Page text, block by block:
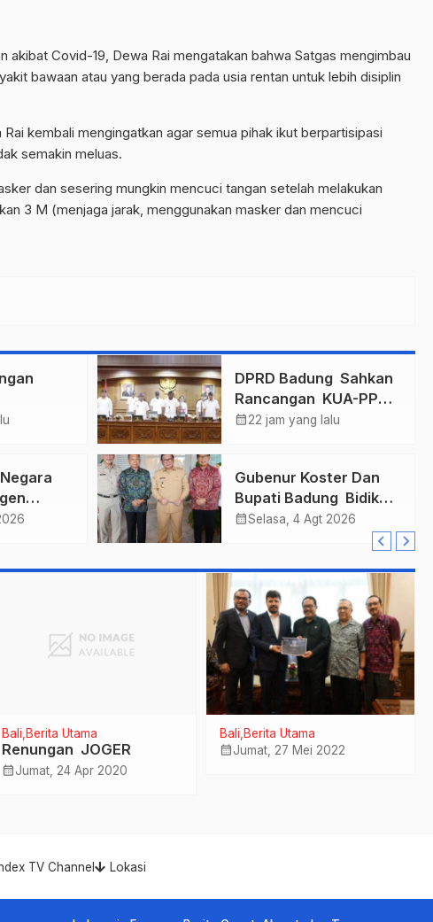
akibat Covid-19, Dewa Rai mengatakan bahwa Satgas mengimbau
bawaan atau yang berada pada usia rentan untuk lebih disiplin
kembali mengingatkan agar semua pihak ikut berpartisipasi
semakin meluas.
dan sesering mungkin mencuci tangan setelah melakukan
3 M (menjaga jarak, menggunakan masker dan mencuci
Emas
DPRD Badung Sahkan
Rancangan KUA-PPAS
2027, Anggaran
calendar_month22 jam yang lalu
Gubenur Koster Dan
Bupati Badung Bidik
Obligasi Daerah :
calendar_monthSelasa, 4 Agt 2026
Bali Berita Utama
Renungan JOGER
calendar_monthJumat, 24 Apr 2020
Bali Berita Utama
calendar_monthJumat, 27 Mei 2022
TV Channel Lokasi